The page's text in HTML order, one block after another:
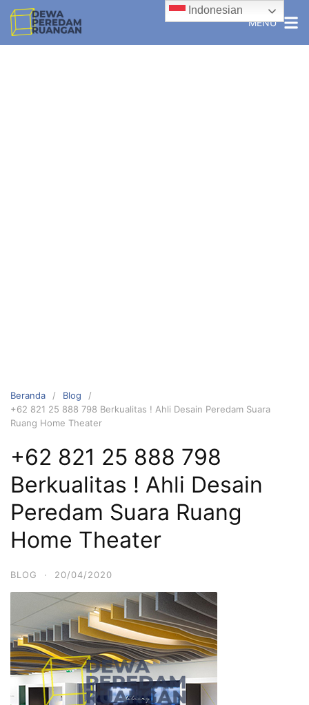
MENU
Beranda
Blog
+62 821 25 888 798 Berkualitas ! Ahli Desain Peredam Suara
Ruang Home Theater
+62 821 25 888 798
Berkualitas ! Ahli Desain
Peredam Suara Ruang
Home Theater
BLOG · 20/04/2020
Indonesian